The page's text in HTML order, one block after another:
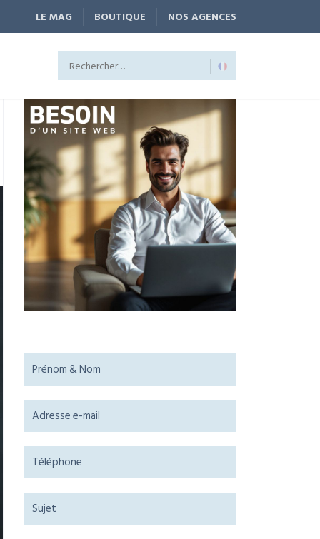
LE MAG BOUTIQUE NOS AGENCES